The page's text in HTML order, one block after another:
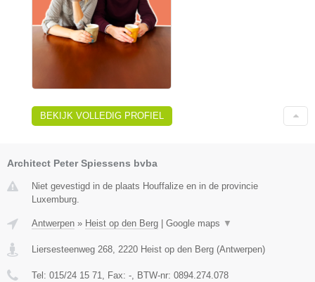
BEKIJK VOLLEDIG PROFIEL
Architect Peter Spiessens bvba
Niet gevestigd in de plaats Houffalize en in de provincie
Luxemburg.
Antwerpen » Heist op den Berg Google maps ▼
Liersesteenweg 268, 2220 Heist op den Berg (Antwerpen)
Tel: 015/24 15 71, Fax: -, BTW-nr: 0894.274.078